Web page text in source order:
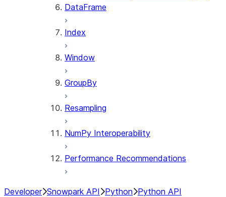
DataFrame
Index
Window
GroupBy
Resampling
NumPy Interoperability
Performance Recommendations
Developer Snowpark API Python Python API